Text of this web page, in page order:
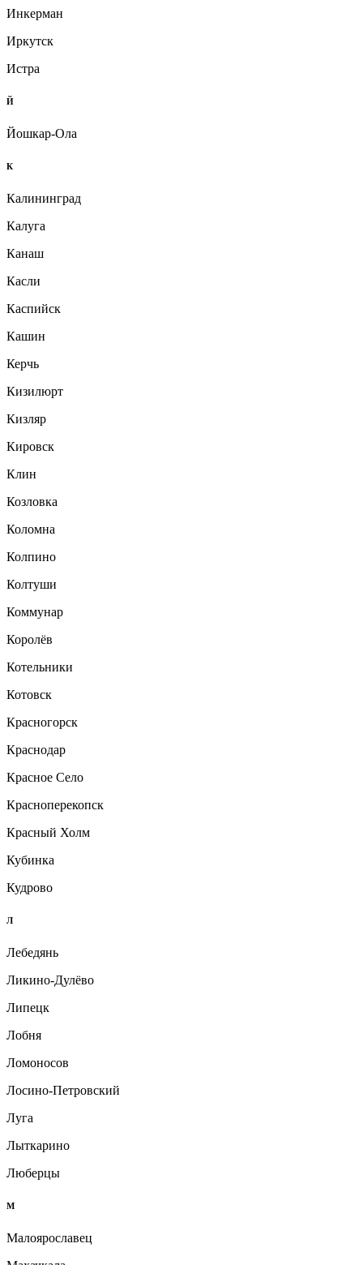
Инкерман
Иркутск
Истра
Й
Йошкар-Ола
К
Калининград
Калуга
Канаш
Касли
Каспийск
Кашин
Керчь
Кизилюрт
Кизляр
Кировск
Клин
Козловка
Коломна
Колпино
Колтуши
Коммунар
Королёв
Котельники
Котовск
Красногорск
Краснодар
Красное Село
Красноперекопск
Красный Холм
Кубинка
Кудрово
Л
Лебедянь
Ликино-Дулёво
Липецк
Лобня
Ломоносов
Лосино-Петровский
Луга
Лыткарино
Люберцы
М
Малоярославец